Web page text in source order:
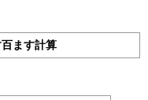
ます計算